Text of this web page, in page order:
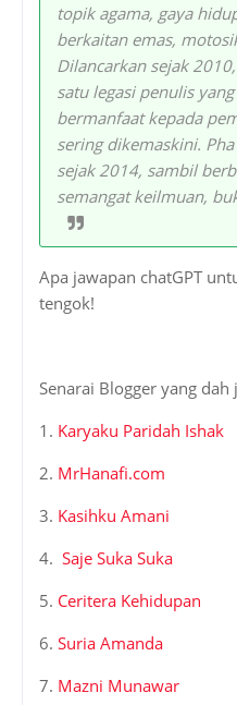
topik agama, gaya
berkaitan emas,
Dilancarkan sejak
satu legasi penulis
bermanfaat kepada
sering dikemaskini.
sejak 2014, sambil
semangat keilmuan,
Apa jawapan chatGPT
tengok!
Senarai Blogger yang dah
1. Karyaku Paridah Ishak
2. MrHanafi.com
3. Kasihku Amani
4. Saje Suka Suka
5. Ceritera Kehidupan
6. Suria Amanda
7. Mazni Munawar